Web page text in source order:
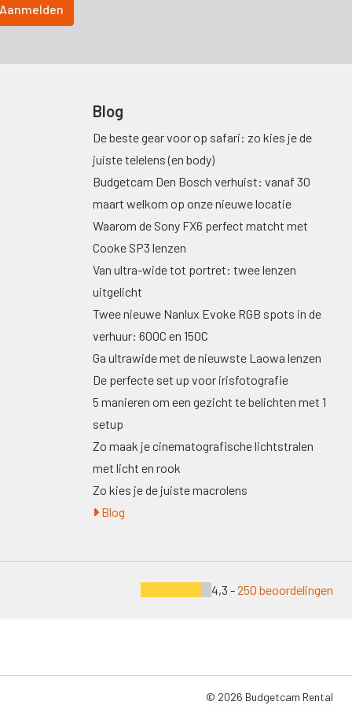
Blog
De beste gear voor op safari: zo kies je de
juiste telelens (en body)
Budgetcam Den Bosch verhuist: vanaf 30
maart welkom op onze nieuwe locatie
Waarom de Sony FX6 perfect matcht met
Cooke SP3 lenzen
Van ultra-wide tot portret: twee lenzen
uitgelicht
Twee nieuwe Nanlux Evoke RGB spots in de
verhuur: 600C en 150C
Ga ultrawide met de nieuwste Laowa lenzen
De perfecte set up voor irisfotografie
5 manieren om een gezicht te belichten met 1
setup
Zo maak je cinematografische lichtstralen
met licht en rook
Zo kies je de juiste macrolens
Blog
4,3 -250 beoordelingen
© 2026 Budgetcam Rental